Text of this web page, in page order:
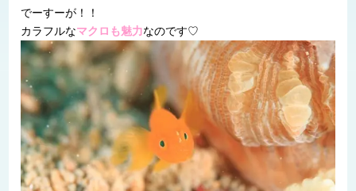
でーすーが！！
カラフルなマクロも魅力なのです♡